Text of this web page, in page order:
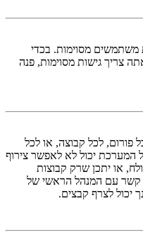
משתמשים מסוימות. בכדי
צריך גישות מסוימות, פנה
פורום, לכל קבוצה, או לכל
יכול לא לאפשר צירוף
או יתכן שרק קבוצות
קשר עם המנהל הראשי של
יכול לצרף קבצים.